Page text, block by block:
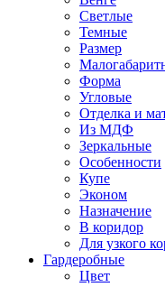
Светлые
Темные
Размер
Форма
Угловые
Отделка и
Из МДФ
Зеркальные
Особенности
Купе
Эконом
Назначение
В коридор
Для узкого
Гардеробные
Цвет